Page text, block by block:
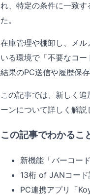
れ、特定の条件に一致
た。
在庫管理や棚卸し、メ
いる環境で「不要なコ
結果のPC送信や履歴保
この記事では、新しく
ーンについて詳しく解説
この記事でわかるこ
新機能「バーコー
13桁 of JANコー
PC連携アプリ「